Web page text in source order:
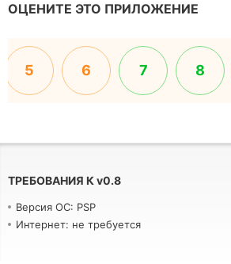
ОЦЕНИТЕ ЭТО ПРИЛОЖЕНИЕ
5 6 7 8
ТРЕБОВАНИЯ К v0.8
Версия ОС: PSP
Интернет: не требуется